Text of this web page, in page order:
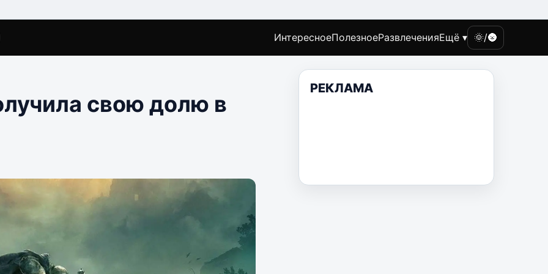
ИнтересноеПолезноеРазвлеченияЕщё ▾ 🌞/🌚
свою долю в
РЕКЛАМА